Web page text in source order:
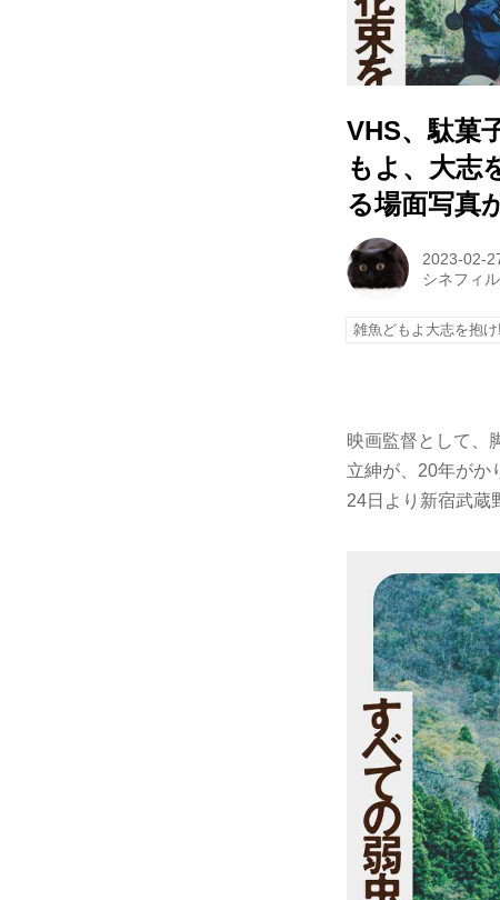
VHS、駄菓
もよ、大志
る場面写真
2023-02-
シネフィ
雑魚どもよ大志を抱け!
映画監督として、
立紳が、20年がか
24日より新宿武蔵